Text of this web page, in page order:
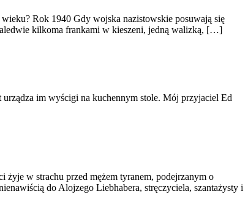
Rok 1940 Gdy wojska nazistowskie posuwają się
kilkoma frankami w kieszeni, jedną walizką, […]
im wyścigi na kuchennym stole. Mój przyjaciel Ed
żyje w strachu przed mężem tyranem, podejrzanym o
do Alojzego Liebhabera, stręczyciela, szantażysty i